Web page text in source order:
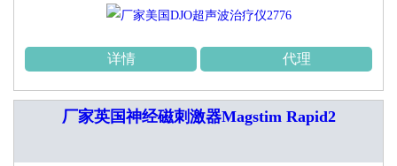
详情 代理
厂家英国神经磁刺激器Magstim Rapid2